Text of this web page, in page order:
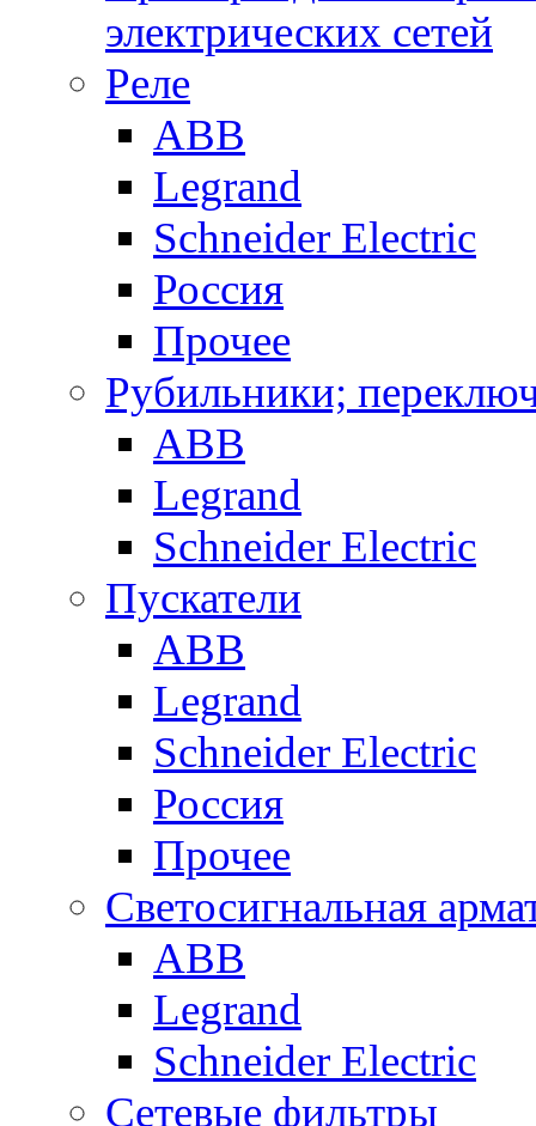
электрических сетей
Реле
ABB
Legrand
Schneider Electric
Россия
Прочее
Рубильники;
ABB
Legrand
Schneider Electric
Пускатели
ABB
Legrand
Schneider Electric
Россия
Прочее
Светосигнальная
ABB
Legrand
Schneider Electric
Сетевые фильтры